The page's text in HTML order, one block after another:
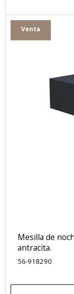
Venta
Mesilla de
antracita.
56-918290